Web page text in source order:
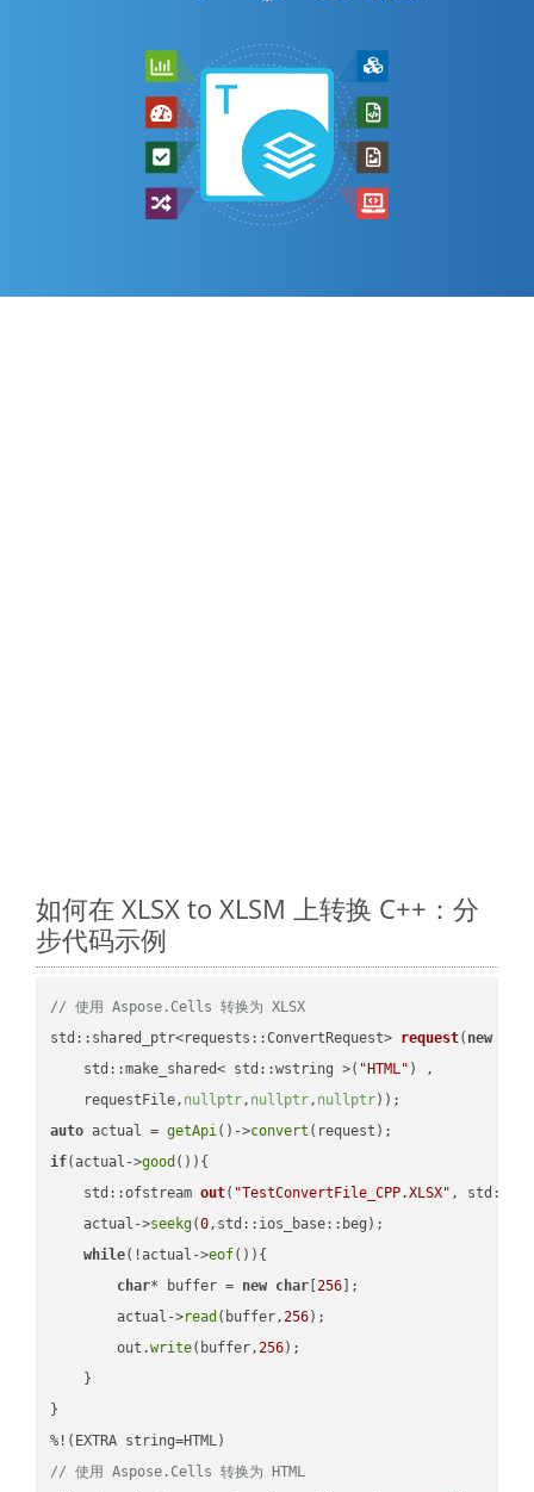
如何在 XLSX to XLSM 上转换 C++：分
步代码示例
// 使用 Aspose.Cells 转换为 XLSX
std::shared_ptr<requests::ConvertRequest> request( new
    std::make_shared< std::wstring >(
"HTML" ) ,
    requestFile,
nullptr, nullptr, nullptr))
auto actual = getApi()->convert
if(actual->good ()){
std::ofstream out( "TestConvertFile_CPP.XLSX" ,
    actual->
seekg(0,std::ios_base::beg);
while(!actual->eof()){
char* buffer = new char [256 ];
        actual->
read (buffer,256);
        out.
write(buffer,256);
    }
}
// 使用 Aspose.Cells 转换为 HTML